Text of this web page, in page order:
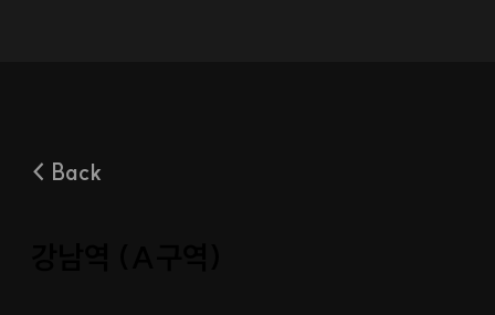
< Back